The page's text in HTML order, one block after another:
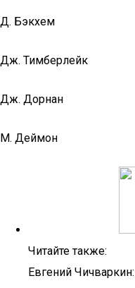
Д. Бэкхем
Дж. Тимберлейк
Дж. Дорнан
М. Деймон
Читайте также:
Евгений